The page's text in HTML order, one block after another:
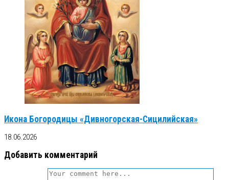
Икона Богородицы «Дивногорская-Сицилийская»
18.06.2026
Добавить комментарий